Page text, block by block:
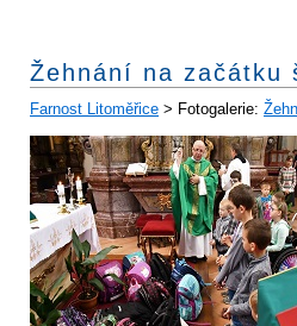
Žehnání na začátku
Farnost Litoměřice > Fotogalerie: